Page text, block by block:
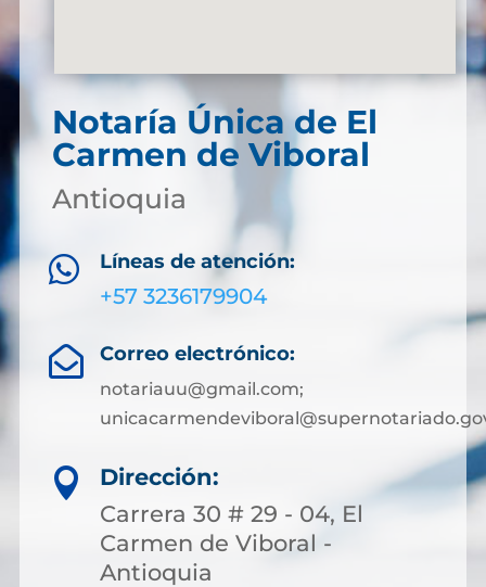
Notaría Única de El
Carmen de Viboral
Antioquia
 Líneas de atención:
+57 3236179904
 Correo electrónico:
notariauu@gmail.com;

Dirección:
Carrera 30 # 29 - 04, El
Carmen de Viboral -
Antioquia